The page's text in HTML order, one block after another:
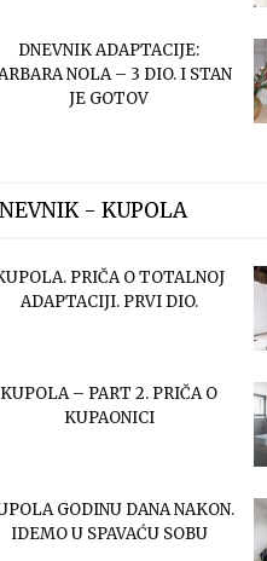
DNEVNIK ADAPTACIJE:
NOLA – 3 DIO. I STAN
JE GOTOV
- KUPOLA
PRIČA O TOTALNOJ
ADAPTACIJI. PRVI DIO.
KUPOLA – PART 2. PRIČA O
KUPAONICI
GODINU DANA NAKON.
IDEMO U SPAVAĆU SOBU